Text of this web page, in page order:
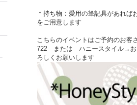
＊持ち物：愛用の筆記具があれ
をご用意します
こちらのイベントはご予約のお
722 または ハニースタイル→お
ろしくお願いします